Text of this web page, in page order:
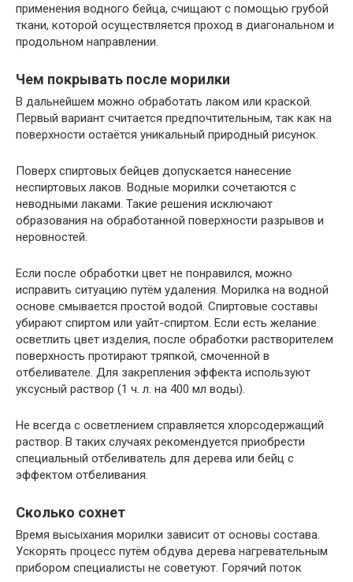
применения водного бейца, счищают с помощью грубой
ткани, которой осуществляется проход в диагональном и
продольном направлении.
Чем покрывать после морилки
В дальнейшем можно обработать лаком или краской.
Первый вариант считается предпочтительным, так как на
поверхности остаётся уникальный природный рисунок.
Поверх спиртовых бейцев допускается нанесение
неспиртовых лаков. Водные морилки сочетаются с
неводными лаками. Такие решения исключают
образования на обработанной поверхности разрывов и
неровностей.
Если после обработки цвет не понравился, можно
исправить ситуацию путём удаления. Морилка на водной
основе смывается простой водой. Спиртовые составы
убирают спиртом или уайт-спиртом. Если есть желание
осветлить цвет изделия, после обработки растворителем
поверхность протирают тряпкой, смоченной в
отбеливателе. Для закрепления эффекта используют
уксусный раствор (1 ч. л. на 400 мл воды).
Не всегда с осветлением справляется хлорсодержащий
раствор. В таких случаях рекомендуется приобрести
специальный отбеливатель для дерева или бейц с
эффектом отбеливания.
Сколько сохнет
Время высыхания морилки зависит от основы состава.
Ускорять процесс путём обдува дерева нагревательным
прибором специалисты не советуют. Горячий поток